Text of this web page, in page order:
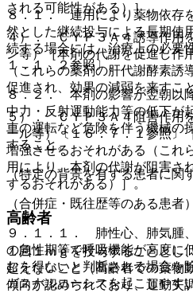
される可能性がある）］。
４）． ＣＹＰ３Ａ４誘導作用
ン等）［本剤の代謝を促進し作
（これらの薬剤の肝代謝酵素誘
促進され、効果の減弱を来すこ
５）． ＣＹＰ３Ａ４阻害作用
ール等）〔１６．７．１参照〕
増強させるおそれがある（これ
用により、本剤の代謝が阻害さ
するおそれがある）］。
高齢者
１回１ｍｇを投与することとし
超えないこと（高齢者での薬物
傾向が認められており、運動失
８．１． 連用により薬物依存
然とした継続投与による長期使
続する場合には、治療上の必要
１．１．２参照〕。
８．２． 本剤の影響が翌朝以
中力・反射運動能力等の低下が
車の運転など危険を伴う機械の
すること。
（特定の背景を有する患者に関
（合併症・既往歴等のある患者）
９．１．１． 肺性心、肺気腫
の急性期等で呼吸機能が高度に
むを得ないと判断される場合を
ガスナルコーシスを起こしやす